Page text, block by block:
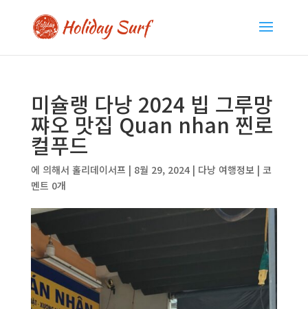
미슐랭 다낭 2024 빕 그루망
쨔오 맛집 Quan nhan 찐로
컬푸드
에 의해서 홀리데이서프 | 8월 29, 2024| 다낭 여행정보| 코
멘트 0개